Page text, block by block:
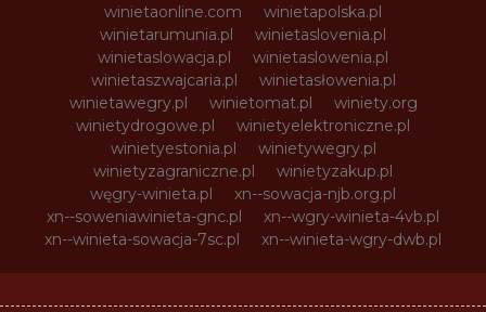
winietaonline.com
winietapolska.pl
winietarumunia.pl
winietaslovenia.pl
winietaslowacja.pl
winietaslowenia.pl
winietaszwajcaria.pl
winietasłowenia.pl
winietawegry.pl
winietomat.pl
winiety.org
winietydrogowe.pl
winietyelektroniczne.pl
winietyestonia.pl
winietywegry.pl
winietyzagraniczne.pl
winietyzakup.pl
węgry-winieta.pl
xn--sowacja-njb.org.pl
xn--soweniawinieta-gnc.pl
xn--wgry-winieta-4vb.pl
xn--winieta-sowacja-7sc.pl
xn--winieta-wgry-dwb.pl